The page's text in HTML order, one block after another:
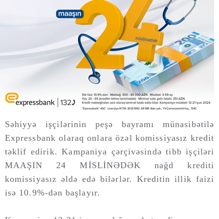
Səhiyyə işçilərinin peşə bayramı münasibətilə
Expressbank olaraq onlara özəl komissiyasız kredit
təklif edirik. Kampaniya çərçivəsində tibb işçiləri
MAAŞIN 24 MİSLİNƏDƏK nağd krediti
komissiyasız əldə edə bilərlər. Kreditin illik faizi
isə 10.9%-dən başlayır.